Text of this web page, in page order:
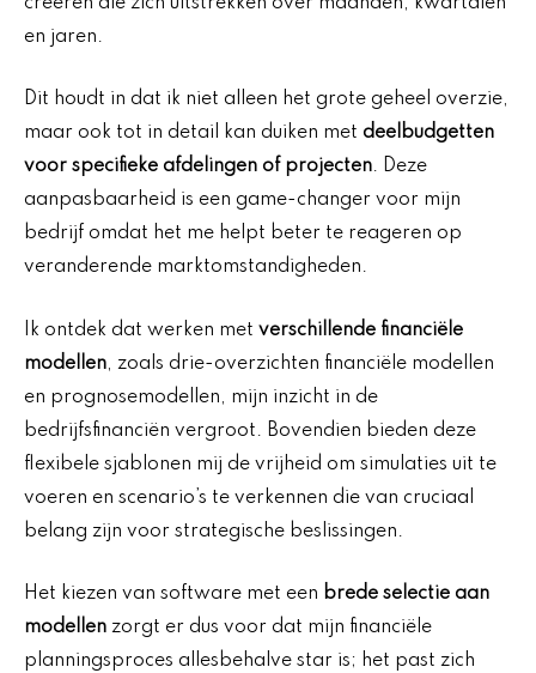
en jaren.
Dit houdt in dat ik niet alleen het grote geheel overzie,
maar ook tot in detail kan duiken met deelbudgetten
voor specifieke afdelingen of projecten. Deze
aanpasbaarheid is een game-changer voor mijn
bedrijf omdat het me helpt beter te reageren op
veranderende marktomstandigheden.
Ik ontdek dat werken met verschillende financiële
modellen, zoals drie-overzichten financiële modellen
en prognosemodellen, mijn inzicht in de
bedrijfsfinanciën vergroot. Bovendien bieden deze
flexibele sjablonen mij de vrijheid om simulaties uit te
voeren en scenario’s te verkennen die van cruciaal
belang zijn voor strategische beslissingen.
Het kiezen van software met een brede selectie aan
modellen zorgt er dus voor dat mijn financiële
planningsproces allesbehalve star is; het past zich